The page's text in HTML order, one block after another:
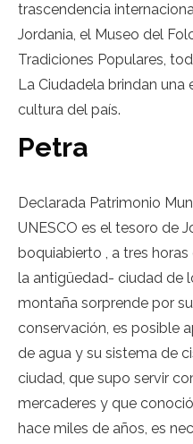
trascendencia
Jordania, el Museo del
Tradiciones Populares,
La Ciudadela brindan
cultura del país.
Petra
Declarada Patrimonio
UNESCO es el tesoro de
boquiabierto , a tres
la antigüedad- ciudad de
montaña sorprende por
conservación, es posible
de agua y su sistema de
ciudad, que supo servir
mercaderes y que
hace miles de años, es